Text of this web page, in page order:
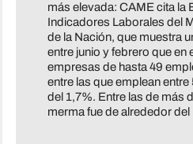
más elevada: CAME cita la
Indicadores Laborales del
de la Nación, que muestra
entre junio y febrero que en
empresas de hasta 49
entre las que emplean
del 1,7%. Entre las de más
merma fue de alrededor del